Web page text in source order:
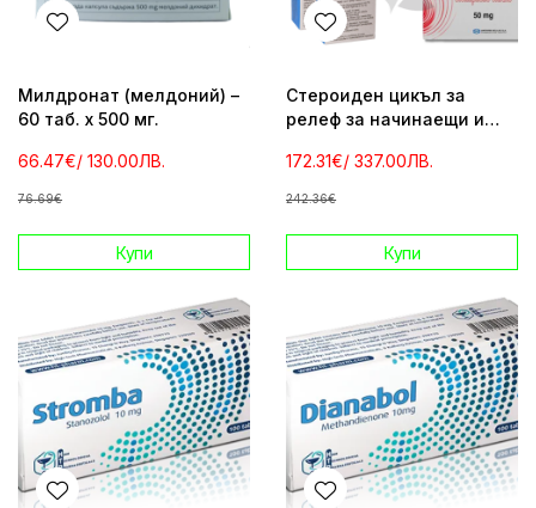
Милдронат (мелдоний) –
60 таб. х 500 мг.
66.47€/ 130.00ЛВ.
76.69€
Купи
Стероиден цикъл за
релеф за начинаещи и
172.31€/ 337.00ЛВ.
242.36€
Купи